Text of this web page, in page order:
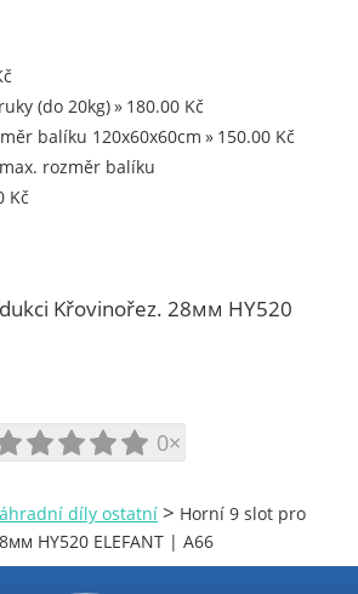
pily
nabíječky
(do 20kg)
180.00 Kč
balíku 120x60x60cm
150.00 Kč
rozměr balíku
Kč
Křovinořez. 28мм HY520
0×
díly ostatní > Horní 9 slot pro
HY520 ELEFANT | A66